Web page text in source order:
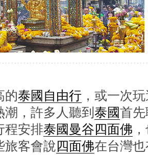
泰國自由行 ，或一次
，許多人聽到 泰國首
程安排泰國曼谷四面佛
旅客會說四面佛在台灣